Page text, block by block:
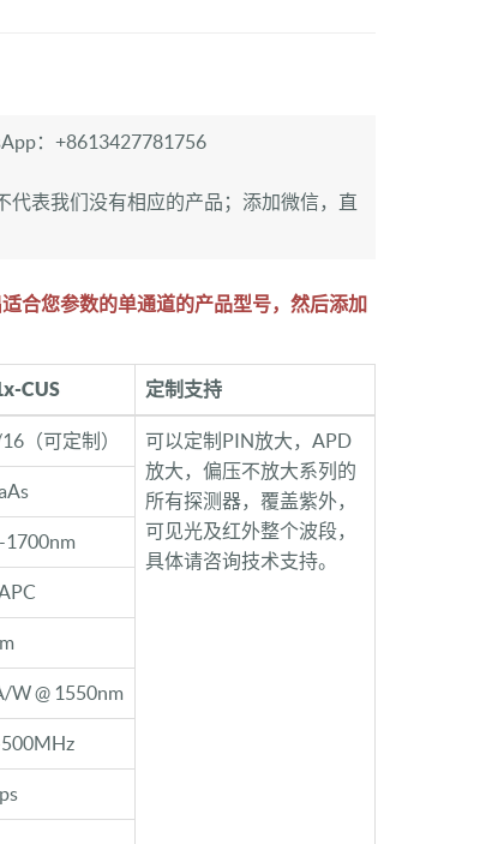
：+8613427781756
表我们没有相应的产品；添加微信，直
合您参数的单通道的产品型号，然后添加
CUS 定制支持
（可定制）
可以定制PIN放大，APD
放大，偏压不放大系列的
所有探测器，覆盖紫外，
可见光及红外整个波段，
具体请咨询技术支持。
1700nm
W @ 1550nm